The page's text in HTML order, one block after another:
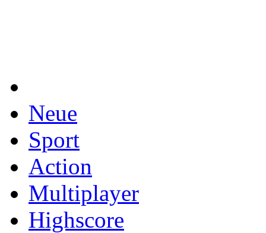
Neue
Sport
Action
Multiplayer
Highscore